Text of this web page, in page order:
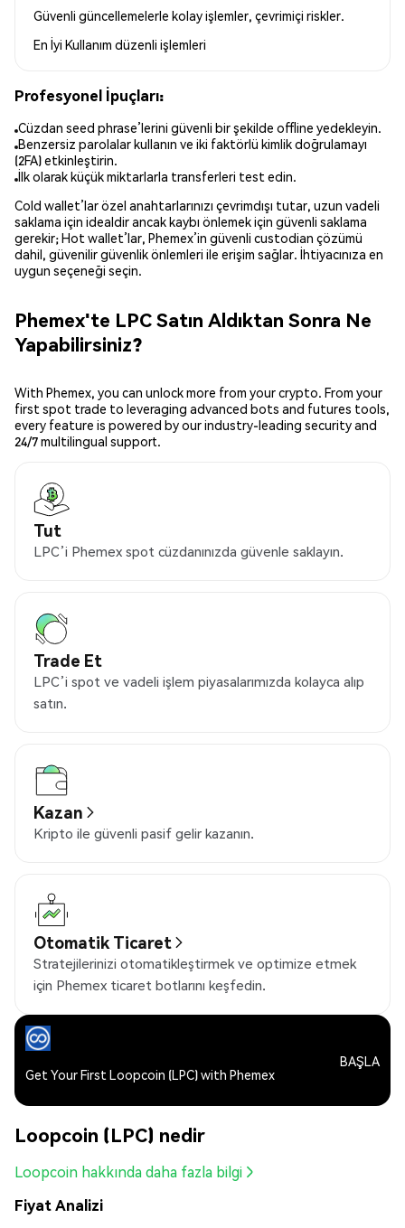
Güvenli güncellemelerle kolay işlemler, çevrimiçi riskler.
En İyi Kullanım düzenli işlemleri
Profesyonel İpuçları:
Cüzdan seed phrase’lerini güvenli bir şekilde offline yedekleyin.
Benzersiz parolalar kullanın ve iki faktörlü kimlik doğrulamayı
(2FA) etkinleştirin.
İlk olarak küçük miktarlarla transferleri test edin.
Cold wallet’lar özel anahtarlarınızı çevrimdışı tutar, uzun vadeli
saklama için idealdir ancak kaybı önlemek için güvenli saklama
gerekir; Hot wallet’lar, Phemex’in güvenli custodian çözümü
dahil, güvenilir güvenlik önlemleri ile erişim sağlar. İhtiyacınıza en
uygun seçeneği seçin.
Phemex'te LPC Satın Aldıktan Sonra Ne
Yapabilirsiniz?
With Phemex, you can unlock more from your crypto. From your
first spot trade to leveraging advanced bots and futures tools,
every feature is powered by our industry-leading security and
24/7 multilingual support.
Tut
LPC’i Phemex spot cüzdanınızda güvenle saklayın.
Trade Et
LPC’i spot ve vadeli işlem piyasalarımızda kolayca alıp
satın.
Kazan
Kripto ile güvenli pasif gelir kazanın.
Otomatik Ticaret
Stratejilerinizi otomatikleştirmek ve optimize etmek
için Phemex ticaret botlarını keşfedin.
Get Your First Loopcoin (LPC) with Phemex
BAŞLA
Loopcoin (LPC) nedir
Loopcoin hakkında daha fazla bilgi
Fiyat Analizi